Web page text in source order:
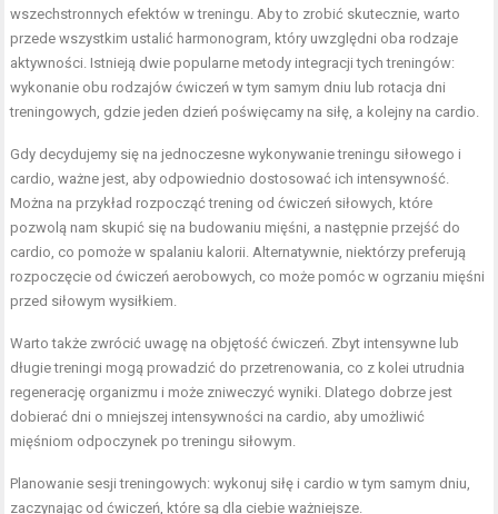
wszechstronnych efektów w treningu. Aby to zrobić skutecznie, warto
przede wszystkim ustalić harmonogram, który uwzględni oba rodzaje
aktywności. Istnieją dwie popularne metody integracji tych treningów:
wykonanie obu rodzajów ćwiczeń w tym samym dniu lub rotacja dni
treningowych, gdzie jeden dzień poświęcamy na siłę, a kolejny na cardio.
Gdy decydujemy się na jednoczesne wykonywanie treningu siłowego i
cardio, ważne jest, aby odpowiednio dostosować ich intensywność.
Można na przykład rozpocząć trening od ćwiczeń siłowych, które
pozwolą nam skupić się na budowaniu mięśni, a następnie przejść do
cardio, co pomoże w spalaniu kalorii. Alternatywnie, niektórzy preferują
rozpoczęcie od ćwiczeń aerobowych, co może pomóc w ogrzaniu mięśni
przed siłowym wysiłkiem.
Warto także zwrócić uwagę na objętość ćwiczeń. Zbyt intensywne lub
długie treningi mogą prowadzić do przetrenowania, co z kolei utrudnia
regenerację organizmu i może zniweczyć wyniki. Dlatego dobrze jest
dobierać dni o mniejszej intensywności na cardio, aby umożliwić
mięśniom odpoczynek po treningu siłowym.
Planowanie sesji treningowych: wykonuj siłę i cardio w tym samym dniu,
zaczynając od ćwiczeń, które są dla ciebie ważniejsze.